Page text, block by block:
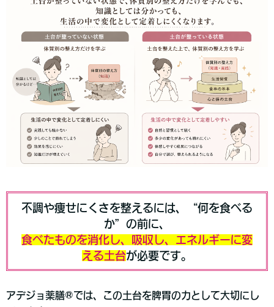
不調や痩せにくさを整えるには、“何を食べる
か”の前に、
食べたものを消化し、吸収し、エネルギーに変
える土台が必要です。
アデジョ薬膳®では、この土台を脾胃の力として大切にし